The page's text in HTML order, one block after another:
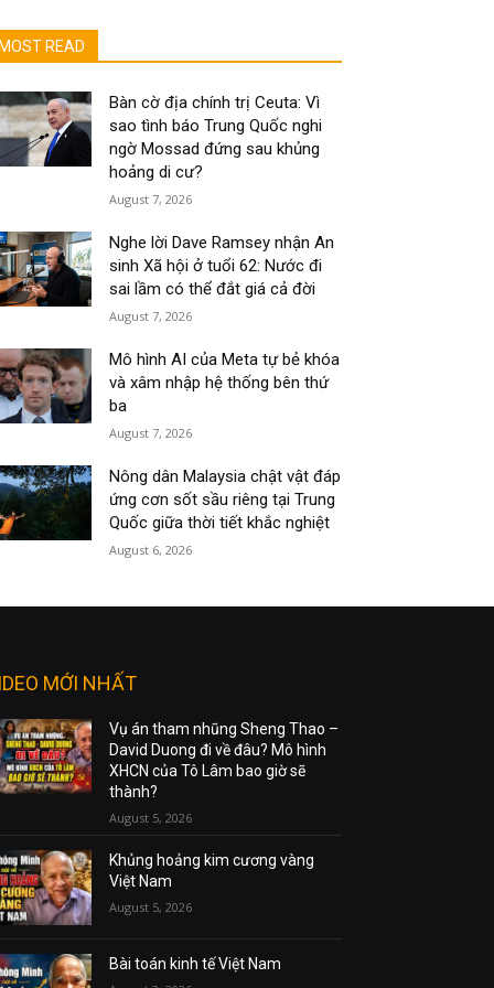
MOST READ
Bàn cờ địa chính trị Ceuta: Vì
sao tình báo Trung Quốc nghi
ngờ Mossad đứng sau khủng
hoảng di cư?
August 7, 2026
Nghe lời Dave Ramsey nhận An
sinh Xã hội ở tuổi 62: Nước đi
sai lầm có thể đắt giá cả đời
August 7, 2026
Mô hình AI của Meta tự bẻ khóa
và xâm nhập hệ thống bên thứ
ba
August 7, 2026
Nông dân Malaysia chật vật đáp
ứng cơn sốt sầu riêng tại Trung
Quốc giữa thời tiết khắc nghiệt
August 6, 2026
MỚI NHẤT
Vụ án tham nhũng Sheng Thao –
David Duong đi về đâu? Mô hình
XHCN của Tô Lâm bao giờ sẽ
thành?
August 5, 2026
Khủng hoảng kim cương vàng
Việt Nam
August 5, 2026
Bài toán kinh tế Việt Nam